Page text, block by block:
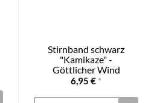
Stirnband schwarz
"Kamikaze" -
Göttlicher Wind
6,95 € *